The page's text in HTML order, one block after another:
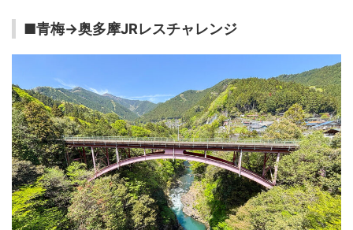
■青梅→奥多摩JRレスチャレンジ